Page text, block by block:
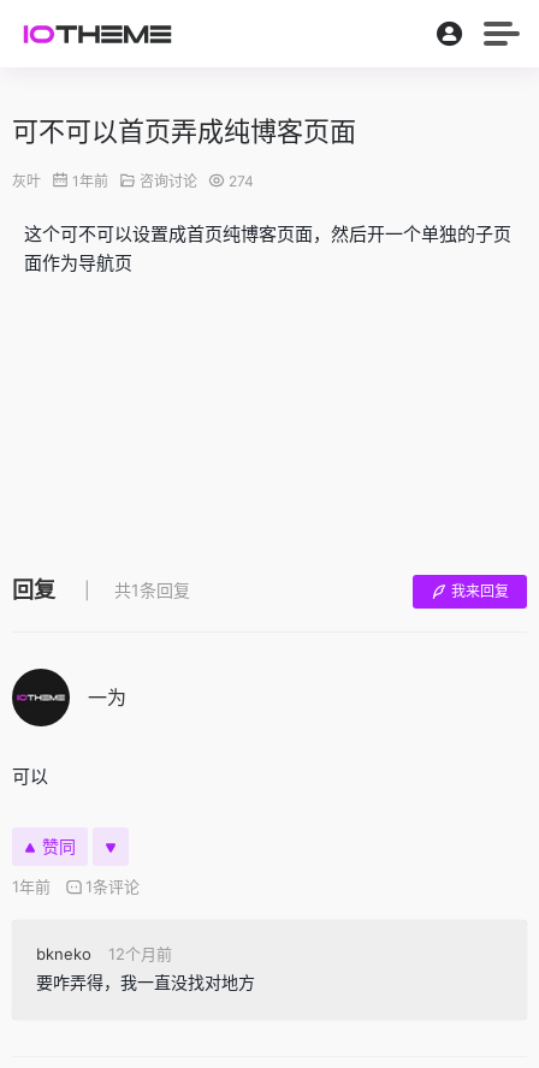
可不可以首页弄成纯博客页面
灰叶 1年前 咨询讨论 274
这个可不可以设置成首页纯博客页面，然后开一个单独的子页
面作为导航页
回复 共1条回复 我来回复
一为
可以
赞同
1年前 1条评论
bkneko 12个月前
要咋弄得，我一直没找对地方